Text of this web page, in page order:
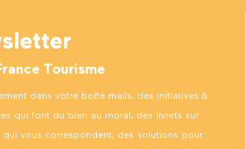
Tourisme
dans votre boîte mails, des initiatives &
qui font du bien au moral, des livrets sur
qui vous correspondent, des solutions pour